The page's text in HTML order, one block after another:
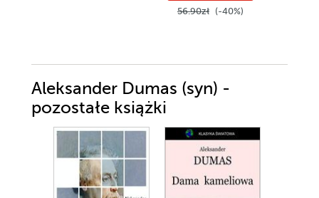
56.90zł (-40%)
Aleksander Dumas (syn) -
pozostałe książki